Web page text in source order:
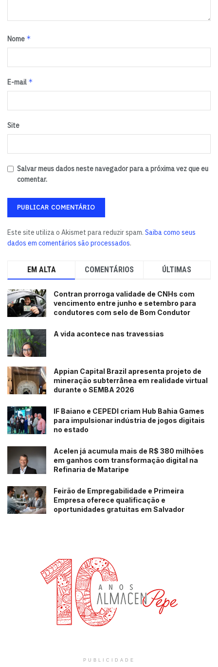
Nome *
E-mail *
Site
Salvar meus dados neste navegador para a próxima vez que eu
comentar.
Este site utiliza o Akismet para reduzir spam. Saiba como seus
dados em comentários são processados.
EM ALTA COMENTÁRIOS ÚLTIMAS
Contran prorroga validade de CNHs com
vencimento entre junho e setembro para
condutores com selo de Bom Condutor
A vida acontece nas travessias
Appian Capital Brazil apresenta projeto de
mineração subterrânea em realidade virtual
durante o SEMBA 2026
IF Baiano e CEPEDI criam Hub Bahia Games
para impulsionar indústria de jogos digitais
no estado
Acelen já acumula mais de R$ 380 milhões
em ganhos com transformação digital na
Refinaria de Mataripe
Feirão de Empregabilidade e Primeira
Empresa oferece qualificação e
oportunidades gratuitas em Salvador
PUBLICIDADE